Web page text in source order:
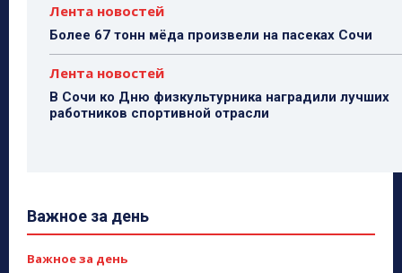
Лента новостей
Более 67 тонн мёда произвели на пасеках Сочи
Лента новостей
В Сочи ко Дню физкультурника наградили лучших
работников спортивной отрасли
Важное за день
Важное за день